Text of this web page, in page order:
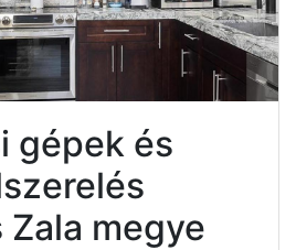
gépek és
Zala megye